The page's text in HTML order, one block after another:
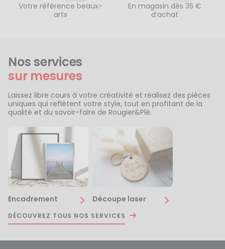
Votre référence beaux-
arts
En magasin dès 35 €
d’achat
Nos services
sur mesures
Laissez libre cours à votre créativité et réalisez des pièces
uniques qui reflètent votre style, tout en profitant de la
qualité et du savoir-faire de Rougier&Plé.
Encadrement Découpe laser
DÉCOUVREZ TOUS NOS SERVICES